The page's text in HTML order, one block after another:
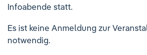
Infoabende statt.
Es ist keine Anmeldung zur
notwendig.